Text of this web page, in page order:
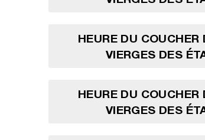
HEURE DU
VIERGES DES
HEURE DU
VIERGES DES